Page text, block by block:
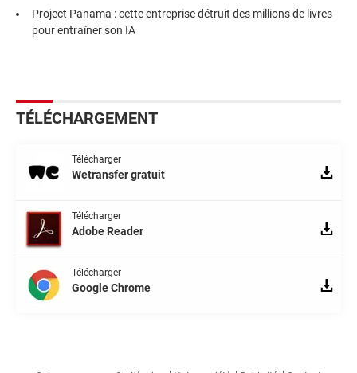
Project Panama : cette entreprise détruit des millions de livres
pour entraîner son IA
TÉLÉCHARGEMENT
Télécharger
Wetransfer gratuit
Télécharger
Adobe Reader
Télécharger
Google Chrome